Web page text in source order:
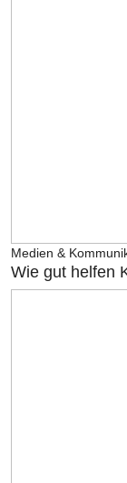
Medien &
Wie gut helfen